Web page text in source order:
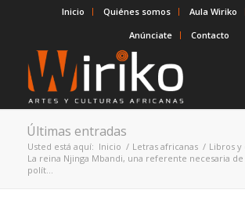
Inicio Quiénes somos Aula Wiriko
Anúnciate
Contacto
Últimas entradas
Usted está aquí: Inicio / Letras africanas / Libros y
La reina Njinga Mbandi, una referente necesaria
polít...